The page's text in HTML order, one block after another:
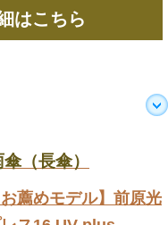
はこちら
（長傘）
お薦めモデル】前原光